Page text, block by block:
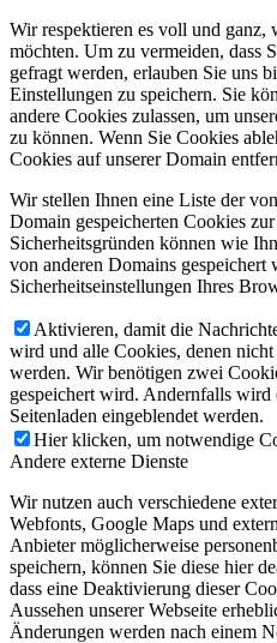
Wir respektieren es voll und ganz,
möchten. Um zu vermeiden, dass
gefragt werden, erlauben Sie uns
Einstellungen zu speichern. Sie
andere Cookies zulassen, um
zu können. Wenn Sie Cookies
Cookies auf unserer Domain
Wir stellen Ihnen eine Liste der
Domain gespeicherten Cookies
Sicherheitsgründen können wie
von anderen Domains gespeichert
Sicherheitseinstellungen Ihres
Aktivieren, damit die
wird und alle Cookies, denen
werden. Wir benötigen zwei
gespeichert wird. Andernfalls
Seitenladen eingeblendet werden.
Hier klicken, um notwendige
Andere externe Dienste
Wir nutzen auch verschiedene
Webfonts, Google Maps und
Anbieter möglicherweise
speichern, können Sie diese hier
dass eine Deaktivierung dieser
Aussehen unserer Webseite
Änderungen werden nach einem